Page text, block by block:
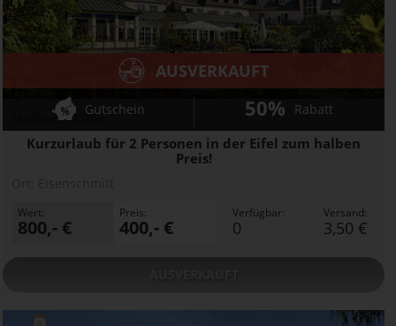
Molitors Mühle
Kurzurlaub für 2 Personen in der Eifel zum halben
Preis!
AUSVERKAUFT
Gutschein 50% Rabatt
Wert:
800,- €
Preis:
400,- €
Verfügbar:
0
Versand:
3,50 €